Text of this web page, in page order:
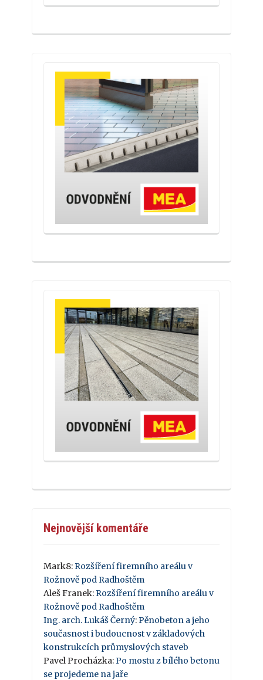
Nejnovější komentáře
Mark8:Rozšíření firemního areálu v
Rožnově pod Radhoštěm
Aleš Franek:Rozšíření firemního areálu v
Rožnově pod Radhoštěm
Ing. arch. Lukáš Černý:Pěnobeton a jeho
současnost i budoucnost v základových
konstrukcích průmyslových staveb
Pavel Procházka:Po mostu z bílého betonu
se projedeme na jaře